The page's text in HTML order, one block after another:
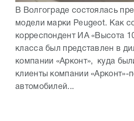
В Волгограде состоялась
модели марки Peugeot. Как
корреспондент ИА «Высота
класса был представлен в
компании «Арконт», куда
клиенты компании «Арконт»-
автомобилей...